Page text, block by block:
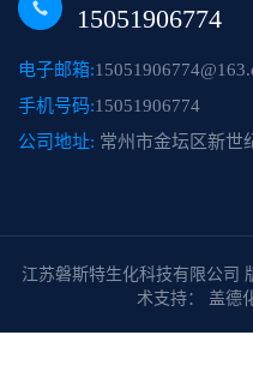
15051906774
电子邮箱:
手机号码:15051906774
公司地址: 常州市金坛区新世
江苏磐斯特生化科技有限公司
术支持： 盖德